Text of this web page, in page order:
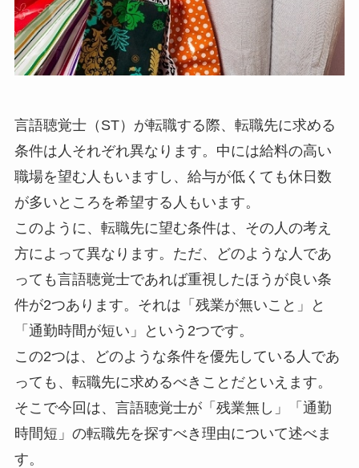
言語聴覚士（ST）が転職する際、転職先に求める
条件は人それぞれ異なります。中には給料の高い
職場を望む人もいますし、給与が低くても休日数
が多いところを希望する人もいます。
このように、転職先に望む条件は、その人の考え
方によって異なります。ただ、どのような人であ
っても言語聴覚士であれば重視したほうが良い条
件が2つあります。それは「残業が無いこと」と
「通勤時間が短い」という2つです。
この2つは、どのような条件を優先している人であ
っても、転職先に求めるべきことだといえます。
そこで今回は、言語聴覚士が「残業無し」「通勤
時間短」の転職先を探すべき理由について述べま
す。